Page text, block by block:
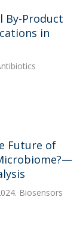
By-Product
in
Future of
Biosensors